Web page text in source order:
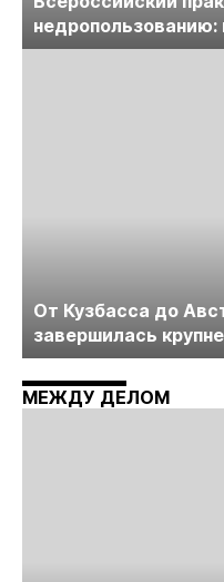
лицензирования,
От Кузбасса до
завершилась
технологий «Недра
Майнинг»
МЕЖДУ ДЕЛОМ